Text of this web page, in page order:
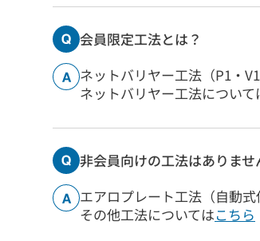
会員限定工法とは？
ネットバリヤー工法（P1・
ネットバリヤー工法について
非会員向けの工法はありま
エアロプレート工法（自動
その他工法についてはこちら